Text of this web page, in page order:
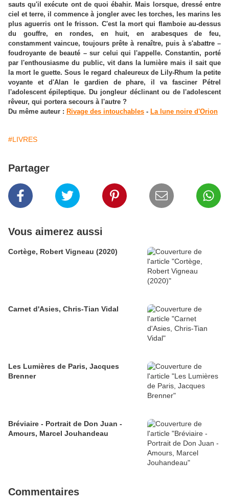
sauts qu'il exécute ont de quoi ébahir. Mais lorsque, dressé entre
ciel et terre, il commence à jongler avec les torches, les marins les
plus aguerris ont le frisson. C'est la mort qui flamboie au-dessus
du gouffre, en rondes, en huit, en arabesques de feu,
constamment vaincue, toujours prête à renaître, puis à s'abattre –
foudroyante de beauté – sur celui qui l'appelle. Constantin, porté
par l'enthousiasme du public, vit dans la lumière mais il sait que
la mort le guette. Sous le regard chaleureux de Lily-Rhum la petite
voyante et d'Alan le gardien de phare, il va fasciner Pétrel
l'adolescent épileptique. Du jongleur déclinant ou de l'adolescent
rêveur, qui portera secours à l'autre ?
Du même auteur : Rivage des intouchables - La lune noire d'Orion
#LIVRES
Partager
Vous aimerez aussi
Cortège, Robert Vigneau (2020)
Carnet d'Asies, Chris-Tian Vidal
Les Lumières de Paris, Jacques
Brenner
Bréviaire - Portrait de Don Juan -
Amours, Marcel Jouhandeau
Commentaires